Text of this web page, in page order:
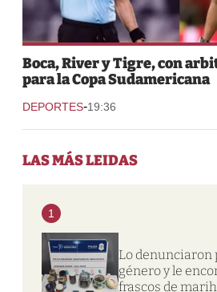
Boca, River y Tigre, con
para la Copa Sudamericana
DEPORTES-19:36
LAS MÁS LEIDAS
1
Lo denunciaron
género y le
frascos de